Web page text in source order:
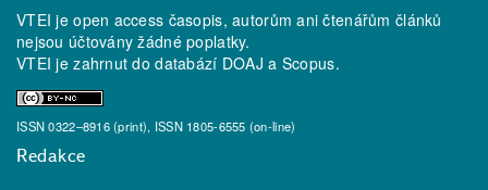
VTEI je open access časopis, autorům ani čtenářům článků
nejsou účtovány žádné poplatky.
VTEI je zahrnut do databází DOAJ a Scopus.
ISSN 0322–8916 (print), ISSN 1805-6555 (on-line)
Redakce